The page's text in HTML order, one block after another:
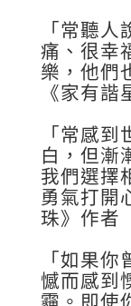
「常聽
痛、很幸
樂，他們
《家有
「常感
白，但漸
我們選擇
勇氣打開
珠》作者
「如果
憾而感到